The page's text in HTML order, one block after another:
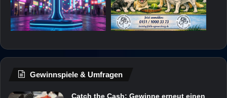
Gewinnspiele & Umfragen
Catch the Cash: Gewinne erneut einen